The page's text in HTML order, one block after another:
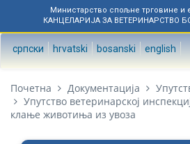
Министарство спољне трговине и
КАНЦЕЛАРИЈА ЗА ВЕТЕРИНАРСТВО
српски hrvatski bosanski english
Почетна Документација
Упутство ветеринарској
клање животиња из увоза